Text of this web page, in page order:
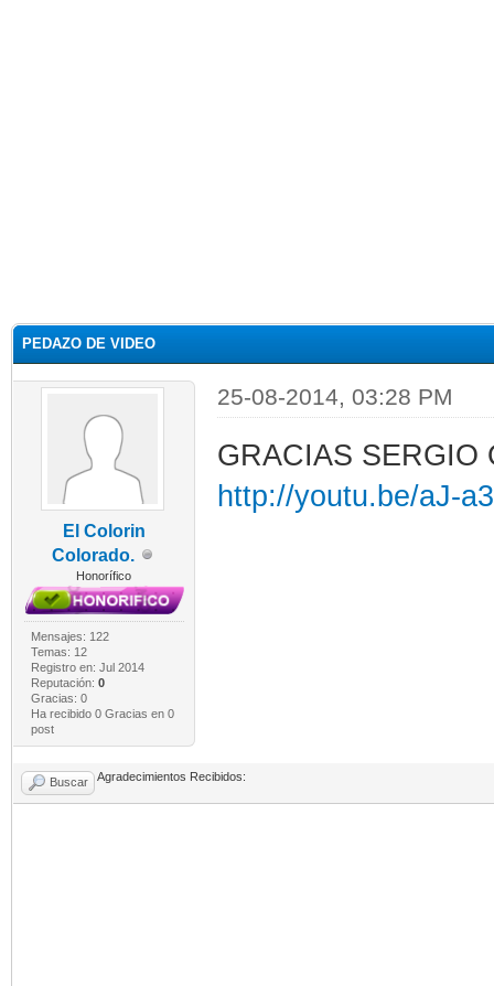
PEDAZO DE VIDEO
El Colorin
Colorado.
Honorífico
Mensajes: 122
Temas: 12
Registro en: Jul 2014
Reputación: 0
Gracias: 0
Ha recibido 0 Gracias en 0
post
25-08-2014, 03:28 PM
GRACIAS SERGIO
http://youtu.be/aJ-
Buscar Agradecimientos Recibidos: